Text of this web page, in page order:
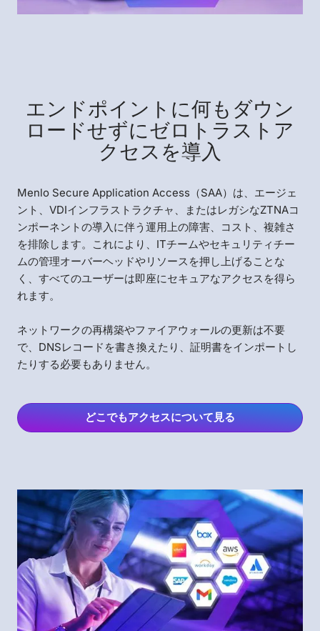
エンドポイントに何もダウン
ロードせずにゼロトラストア
クセスを導入
Menlo Secure Application Access（SAA）は、エージェ
ント、VDIインフラストラクチャ、またはレガシなZTNAコ
ンポーネントの導入に伴う運用上の障害、コスト、複雑さ
を排除します。これにより、ITチームやセキュリティチー
ムの管理オーバーヘッドやリソースを押し上げることな
く、すべてのユーザーは即座にセキュアなアクセスを得ら
れます。
ネットワークの再構築やファイアウォールの更新は不要
で、DNSレコードを書き換えたり、証明書をインポートし
たりする必要もありません。
どこでもアクセスについて見る